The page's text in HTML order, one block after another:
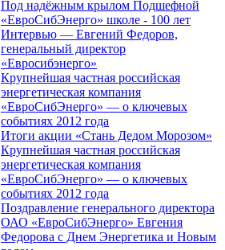
Под надёжным крылом Подшефной
«ЕвроСибЭнерго» школе - 100 лет
Интервью — Евгений Федоров,
генеральный директор
«Евросибэнерго»
Крупнейшая частная российская
энергетическая компания
«ЕвроСибЭнерго» — о ключевых
событиях 2012 года
Итоги акции «Стань Дедом Морозом»
Крупнейшая частная российская
энергетическая компания
«ЕвроСибЭнерго» — о ключевых
событиях 2012 года
Поздравление генерального директора
ОАО «ЕвроСибЭнерго» Евгения
Федорова с Днем Энергетика и Новым